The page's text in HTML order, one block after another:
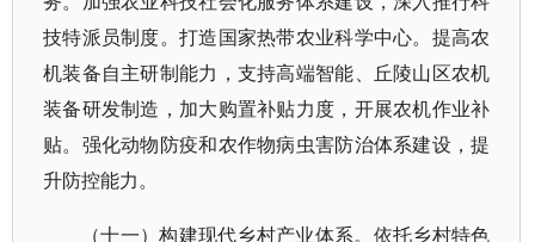
技特派员制度。打造国家热带农业科学中心。提高农
机装备自主研制能力，支持高端智能、丘陵山区农机
装备研发制造，加大购置补贴力度，开展农机作业补
贴。强化动物防疫和农作物病虫害防治体系建设，提
升防控能力。
（十一）构建现代乡村产业体系。依托乡村特色